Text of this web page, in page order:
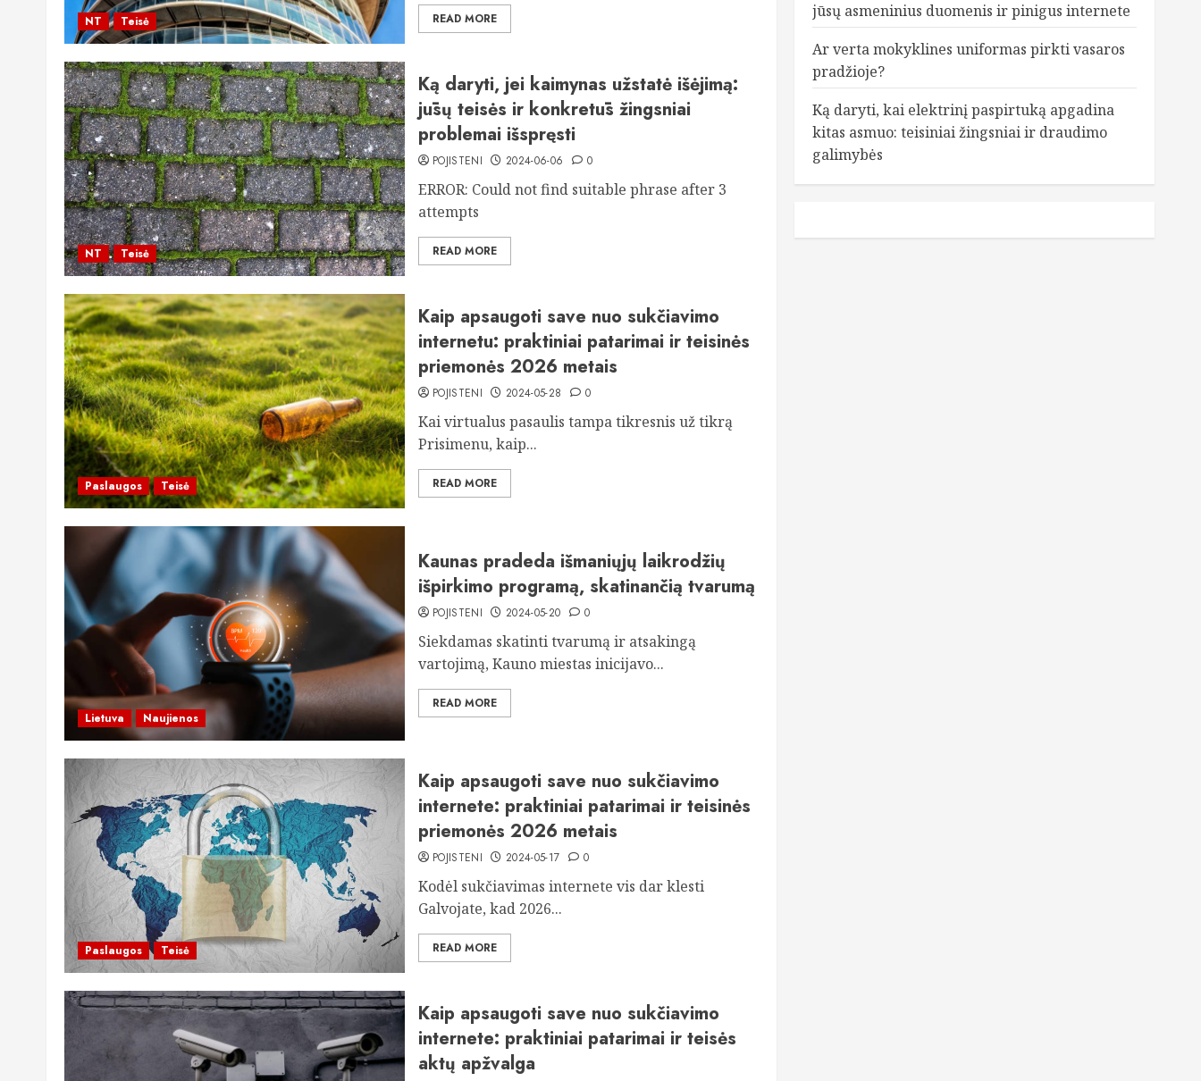
NT Teisė READ MORE
NT Teisė
Ką daryti, jei kaimynas užstatė išėjimą:
jūsų teisės ir konkretūs žingsniai
problemai išspręsti
POJISTENI 2024-06-06 0
ERROR: Could not find suitable phrase after 3
attempts
READ MORE
Paslaugos Teisė
Kaip apsaugoti save nuo sukčiavimo
internetu: praktiniai patarimai ir teisinės
priemonės 2026 metais
POJISTENI 2024-05-28 0
Kai virtualus pasaulis tampa tikresnis už tikrą
Prisimenu, kaip...
READ MORE
Lietuva Naujienos
Kaunas pradeda išmaniųjų laikrodžių
išpirkimo programą, skatinančią tvarumą
POJISTENI 2024-05-20 0
Siekdamas skatinti tvarumą ir atsakingą
vartojimą, Kauno miestas inicijavo...
READ MORE
Paslaugos Teisė
Kaip apsaugoti save nuo sukčiavimo
internete: praktiniai patarimai ir teisinės
priemonės 2026 metais
POJISTENI 2024-05-17 0
Kodėl sukčiavimas internete vis dar klesti
Galvojate, kad 2026...
READ MORE
Kaip apsaugoti save nuo sukčiavimo
internete: praktiniai patarimai ir teisės
aktų apžvalga
jūsų asmeninius duomenis ir pinigus internete
Ar verta mokyklines uniformas pirkti vasaros
pradžioje?
Ką daryti, kai elektrinį paspirtuką apgadina
kitas asmuo: teisiniai žingsniai ir draudimo
galimybės